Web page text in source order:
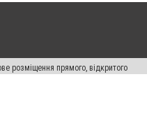
розміщення прямого, відкритого